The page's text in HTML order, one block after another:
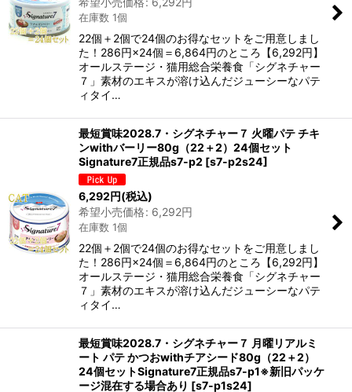
在庫数 1個
22個＋2個で24個のお得なセットをご用意しまし
た！286円×24個＝6,864円のところ【6,292円】
オールステージ・猫用総合栄養食「シグネチャー
７」素材のエキスが溶け込んだジューシーなパテ
ィタイ…
最短賞味2028.7・シグネチャー７ 火曜パテ チキ
ンwithバーリー80g（22＋2）24個セット
Signature7正規品s7-p2 [s7-p2s24]
6,292円(税込)
希望小売価格: 6,292円
在庫数 1個
22個＋2個で24個のお得なセットをご用意しまし
た！286円×24個＝6,864円のところ【6,292円】
オールステージ・猫用総合栄養食「シグネチャー
７」素材のエキスが溶け込んだジューシーなパテ
ィタイ…
最短賞味2028.7・シグネチャー７ 月曜リアルミ
ート パテ かつおwithチアシード80g（22＋2）
24個セットSignature7正規品s7-p1※新旧パッケ
ージ混在する場合あり [s7-p1s24]